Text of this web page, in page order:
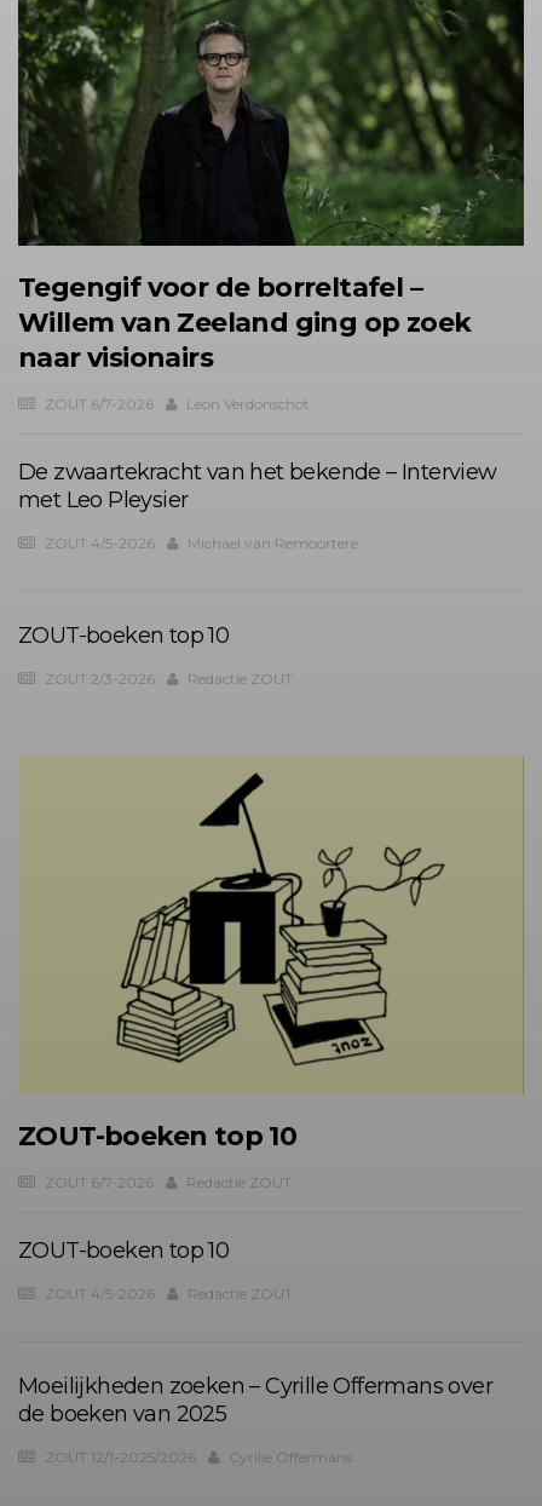
Tegengif voor de borreltafel –
Willem van Zeeland ging op zoek
naar visionairs
ZOUT 6/7-2026 Leon Verdonschot
De zwaartekracht van het bekende – Interview
met Leo Pleysier
ZOUT 4/5-2026 Michael van Remoortere
ZOUT-boeken top 10
ZOUT 2/3-2026 Redactie ZOUT
ZOUT-boeken top 10
ZOUT 6/7-2026 Redactie ZOUT
ZOUT-boeken top 10
ZOUT 4/5-2026 Redactie ZOUT
Moeilijkheden zoeken – Cyrille Offermans over
de boeken van 2025
ZOUT 12/1-2025/2026 Cyrille Offermans